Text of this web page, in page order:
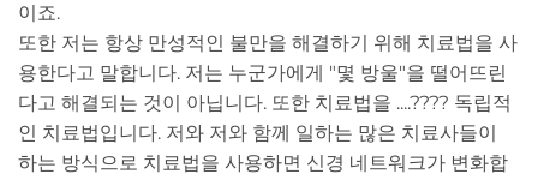
이죠.
또한 저는 항상 만성적인 불만을 해결하기 위해 치료법을 사
용한다고 말합니다. 저는 누군가에게 "몇 방울"을 떨어뜨린
다고 해결되는 것이 아닙니다. 또한 치료법을 ....???? 독립적
인 치료법입니다. 저와 저와 함께 일하는 많은 치료사들이
하는 방식으로 치료법을 사용하면 신경 네트워크가 변화합